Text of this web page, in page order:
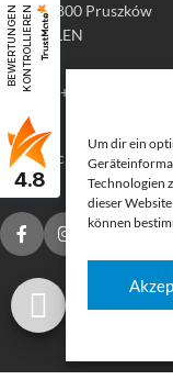
Um dir ein
Technologien
dieser
können
05-800 Pruszków
POLEN
Tel: +48 517 395 069
B
E
W
E
R
T
U
N
G
E
N
K
O
N
T
R
O
L
L
I
E
R
EN
4.8